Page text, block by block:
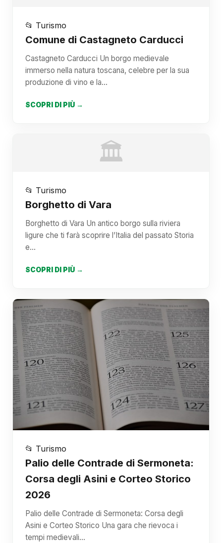
📂 Turismo
Comune di Castagneto Carducci
Castagneto Carducci Un borgo medievale
immerso nella natura toscana, celebre per la sua
produzione di vino e la…
SCOPRI DI PIÙ →
🏛️
📂 Turismo
Borghetto di Vara
Borghetto di Vara Un antico borgo sulla riviera
ligure che ti farà scoprire l’Italia del passato Storia
e…
SCOPRI DI PIÙ →
📂 Turismo
Palio delle Contrade di Sermoneta:
Corsa degli Asini e Corteo Storico
2026
Palio delle Contrade di Sermoneta: Corsa degli
Asini e Corteo Storico Una gara che rievoca i
tempi medievali…